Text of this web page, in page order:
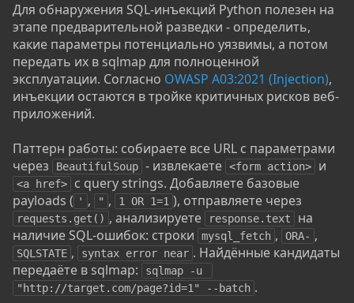
Для обнаружения SQL-инъекций Python полезен на
этапе предварительной разведки - определить,
какие параметры потенциально уязвимы, а потом
передать их в sqlmap для полноценной
эксплуатации. Согласно OWASP A03:2021 (Injection),
инъекции остаются в тройке критичных рисков веб-
приложений.
Паттерн работы: собираете все URL с параметрами
через
BeautifulSoup - извлекаете <form action> и
<a href>
с query strings. Добавляете базовые
payloads ( ' , " , 1 OR 1=1 ), отправляете через
requests.get() , анализируете response.text
на
наличие SQL-ошибок: строки
mysql_fetch , ORA- ,
SQLSTATE , syntax error near . Найдённые кандидаты
передаёте в sqlmap:
sqlmap -u
"http://target.com/page?id=1" --batch .